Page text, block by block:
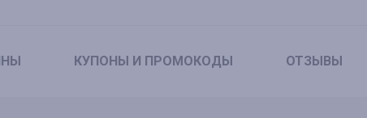
КУПОНЫ И ПРОМОКОДЫ ОТЗЫВЫ